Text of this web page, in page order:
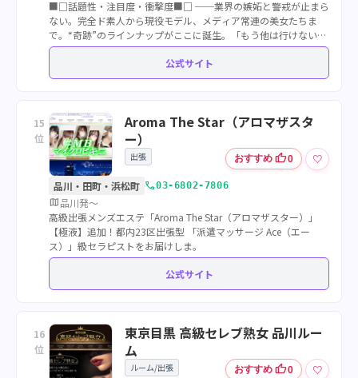
■□話題性・注目度・衝撃度■□ ──業界の嫉妬と警戒が止まら
ない。完全ド素人から現役モデル、メディア常連の美女たちま
で。“奇跡”のラインナップがここに誕生。「もう他は行けない」
と噂される“伝説”のその先へ──“選ばれし者だけが辿り着く”メ
ンズエステの最終到達地点。公式サイト
15
位
Aroma The Star（アロマザスタ
ー）
出張 おすすめ thumb_up0
♡
品川・田町・浜松町 call03-6802-7806
map品川発～
高級出張メンズエステ「Aroma The Star（アロマザスター）」
【極液】追加！都内23区出張型 「派遣マッサージ Ace（エー
ス）」級セラピストをお届けしま。
公式サイト
16
位
東京目黒 高級セレブ熟女 品川ルー
ム
ルーム/出張 おすすめ thumb_up0
♡